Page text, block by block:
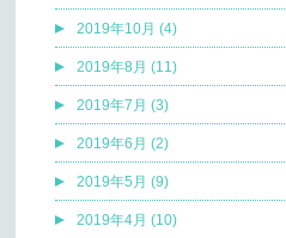
2019年10月 (4)
2019年8月 (11)
2019年7月 (3)
2019年6月 (2)
2019年5月 (9)
2019年4月 (10)